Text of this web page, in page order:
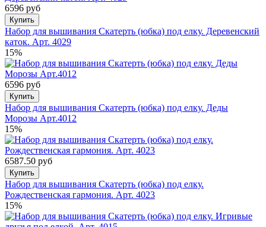
6596 руб
Купить
Набор для вышивания Скатерть (юбка) под елку. Деревенский
каток. Арт. 4029
15%
6596 руб
Купить
Набор для вышивания Скатерть (юбка) под елку. Деды
Морозы Арт.4012
15%
6587.50 руб
Купить
Набор для вышивания Скатерть (юбка) под елку.
Рождественская гармония. Арт. 4023
15%